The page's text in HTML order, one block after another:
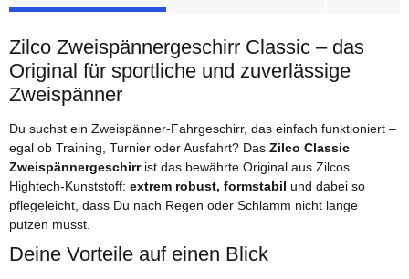
Zilco Zweispännergeschirr Classic – das
Original für sportliche und zuverlässige
Zweispänner
Du suchst ein Zweispänner-Fahrgeschirr, das einfach funktioniert –
egal ob Training, Turnier oder Ausfahrt? Das Zilco Classic
Zweispännergeschirrist das bewährte Original aus Zilcos
Hightech-Kunststoff: extrem robust, formstabil und dabei so
pflegeleicht, dass Du nach Regen oder Schlamm nicht lange
putzen musst.
Deine Vorteile auf einen Blick